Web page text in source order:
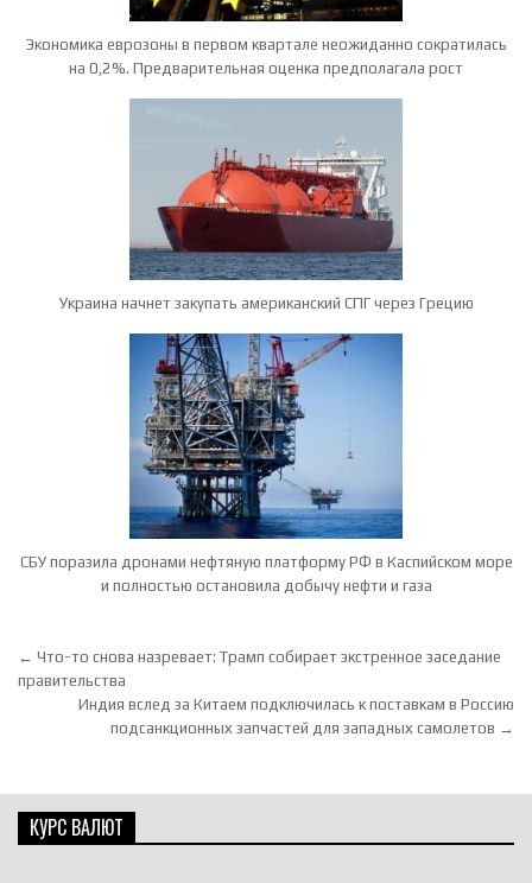
Экономика еврозоны в первом квартале неожиданно сократилась
на 0,2%. Предварительная оценка предполагала рост
Украина начнет закупать американский СПГ через Грецию
СБУ поразила дронами нефтяную платформу РФ в Каспийском море
и полностью остановила добычу нефти и газа
Навигация по записям
← Что-то снова назревает: Трамп собирает экстренное заседание
правительства
Индия вслед за Китаем подключилась к поставкам в Россию
подсанкционных запчастей для западных самолетов →
КУРС ВАЛЮТ